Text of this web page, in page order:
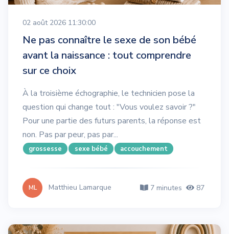
02 août 2026 11:30:00
Ne pas connaître le sexe de son bébé
avant la naissance : tout comprendre
sur ce choix
À la troisième échographie, le technicien pose la
question qui change tout : "Vous voulez savoir ?"
Pour une partie des futurs parents, la réponse est
non. Pas par peur, pas par...
grossesse sexe bébé accouchement
ML Matthieu Lamarque 7 minutes 87